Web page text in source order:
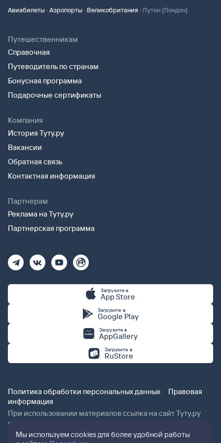
Авиабилеты ·Аэропорты · Великобритания · Лутон (Лондон)
Путешественникам
Справочная
Путеводитель по странам
Бонусная программа
Подарочные сертификаты
Компания
История Туту.ру
Вакансии
Обратная связь
Контактная информация
Партнерам
Реклама на Туту.ру
Партнерская программа
Загрузите в
App Store
Загрузите в
Google Play
Загрузите в
AppGallery
Загрузите в
RuStore
Политика обработки персональных данных
Правовая
информация
При использовании материалов ссылка на сайт Туту.ру
обязательна.
Мы используем cookies для более удобной работы